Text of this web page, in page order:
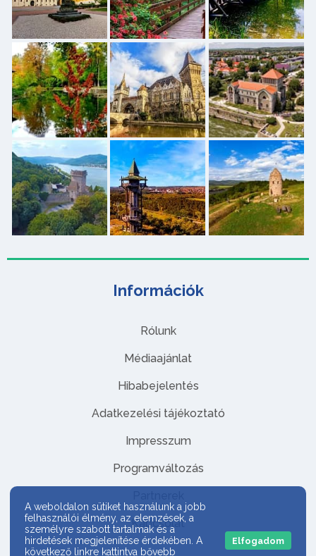
Információk
Rólunk
Médiaajánlat
Hibabejelentés
Adatkezelési tájékoztató
Impresszum
Programváltozás
Kapcsolat
A weboldalon sütiket használunk a jobb
felhasználói élmény, az elemzések, a
személyre szabott tartalmak és a
hirdetések megjelenítése érdekében. A
következő linkre kattintva bővebb
Elfogadom